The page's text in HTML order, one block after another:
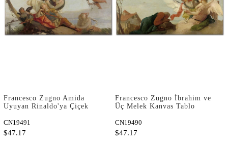
Francesco Zugno Amida
Uyuyan Rinaldo'ya Çiçek
Kanvas Tablo
CN19491
$47.17
Francesco Zugno İbrahim ve
Üç Melek Kanvas Tablo
CN19490
$47.17